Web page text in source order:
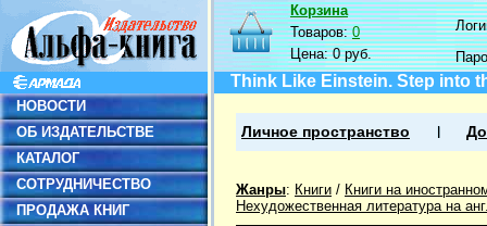
НОВОСТИ
ОБ ИЗДАТЕЛЬСТВЕ
КАТАЛОГ
СОТРУДНИЧЕСТВО
ПРОДАЖА КНИГ
Корзина
Товаров:0
Цена:0 руб.
Think Like Einstein. Step into
Личное пространство
Жанры: Книги / Книги на
Нехудожественная литература на